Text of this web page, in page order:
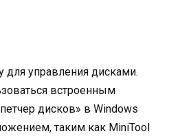
для управления дисками.
встроенным
дисков» в Windows
таким как MiniTool